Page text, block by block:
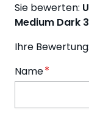
Sie bewerten:
Medium Dark
Ihre Bewertung:
Name